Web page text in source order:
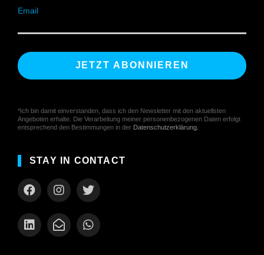
STAY IN CONTACT
Email
*Ich bin damit einverstanden, dass ich den Newsletter mit den aktuellsten
Angeboten erhalte. Die Verarbeitung meiner personenbezogenen Daten erfolgt
entsprechend den Bestimmungen in der Datenschutzerklärung